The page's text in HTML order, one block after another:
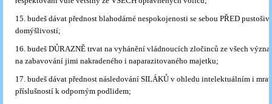
15. budeš dávat přednost blahodárné nespokojenosti se sebou PŘED
domýšlivostí;
16. budeš DŮRAZNĚ trvat na vyhánění vládnoucích zločinců ze všech
na zabavování jimi nakradeného i naparazitovaného majetku;
17. budeš dávat přednost následování SILÁKŮ v ohledu intelektuálním i
příslušností k odporným podlidem;